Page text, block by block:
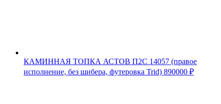
КАМИННАЯ ТОПКА АСТОВ П2С 14057 (правое
исполнение, без шибера, футеровка Trid) 890000 ₽